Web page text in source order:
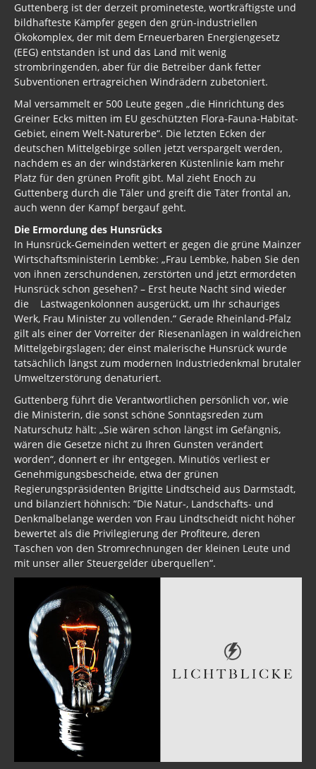
Guttenberg ist der derzeit promineteste, wortkräftigste und
bildhafteste Kämpfer gegen den grün-industriellen
Ökokomplex, der mit dem Erneuerbaren Energiengesetz
(EEG) entstanden ist und das Land mit wenig
strombringenden, aber für die Betreiber dank fetter
Subventionen ertragreichen Windrädern zubetoniert.
Mal versammelt er 500 Leute gegen „die Hinrichtung des
Greiner Ecks mitten im EU geschützten Flora-Fauna-Habitat-
Gebiet, einem Welt-Naturerbe“. Die letzten Ecken der
deutschen Mittelgebirge sollen jetzt verspargelt werden,
nachdem es an der windstärkeren Küstenlinie kam mehr
Platz für den grünen Profit gibt. Mal zieht Enoch zu
Guttenberg durch die Täler und greift die Täter frontal an,
auch wenn der Kampf bergauf geht.
Die Ermordung des Hunsrücks
In Hunsrück-Gemeinden wettert er gegen die grüne Mainzer
Wirtschaftsministerin Lembke: „Frau Lembke, haben Sie den
von ihnen zerschundenen, zerstörten und jetzt ermordeten
Hunsrück schon gesehen? – Erst heute Nacht sind wieder
die Lastwagenkolonnen ausgerückt, um Ihr schauriges
Werk, Frau Minister zu vollenden.“ Gerade Rheinland-Pfalz
gilt als einer der Vorreiter der Riesenanlagen in waldreichen
Mittelgebirgslagen; der einst malerische Hunsrück wurde
tatsächlich längst zum modernen Industriedenkmal brutaler
Umweltzerstörung denaturiert.
Guttenberg führt die Verantwortlichen persönlich vor, wie
die Ministerin, die sonst schöne Sonntagsreden zum
Naturschutz hält: „Sie wären schon längst im Gefängnis,
wären die Gesetze nicht zu Ihren Gunsten verändert
worden“, donnert er ihr entgegen. Minutiös verliest er
Genehmigungsbescheide, etwa der grünen
Regierungspräsidenten Brigitte Lindtscheid aus Darmstadt,
und bilanziert höhnisch: “Die Natur-, Landschafts- und
Denkmalbelange werden von Frau Lindtscheidt nicht höher
bewertet als die Privilegierung der Profiteure, deren
Taschen von den Stromrechnungen der kleinen Leute und
mit unser aller Steuergelder überquellen“.